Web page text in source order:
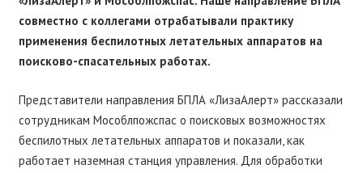
совместно с коллегами отрабатывали практику
применения беспилотных летательных аппаратов на
поисково-спасательных работах.
Представители направления БПЛА «ЛизаАлерт» рассказали
сотрудникам Мособлпожспас о поисковых возможностях
беспилотных летательных аппаратов и показали, как
работает наземная станция управления. Для обработки